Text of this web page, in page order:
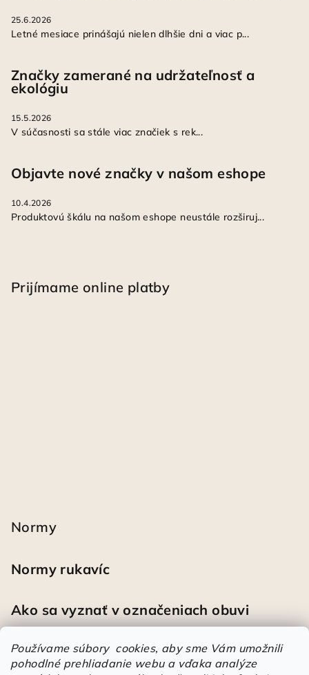
Používame súbory cookies, aby sme Vám umožnili
pohodlné prehliadanie webu a vďaka analýze
25.6.2026
Letné mesiace prinášajú nielen dlhšie dni a viac p...
Značky zamerané na udržateľnosť a
ekológiu
15.5.2026
V súčasnosti sa stále viac značiek s rek...
Objavte nové značky v našom eshope
10.4.2026
Produktovú škálu na našom eshope neustále rozširuj...
Prijímame online platby
Normy
Normy rukavíc
Ako sa vyznať v označeniach obuvi